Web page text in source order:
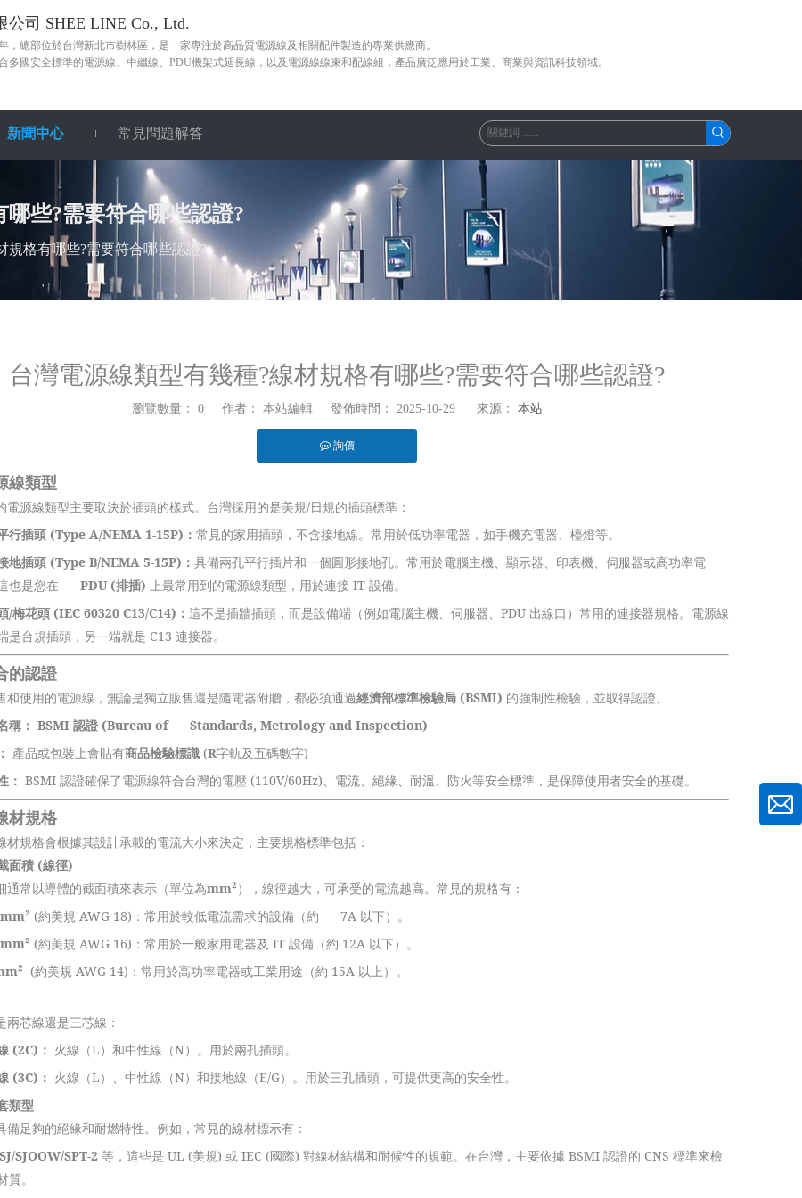
公司 SHEE LINE Co., Ltd.
，總部位於台灣新北市樹林區，是一家專注於高品質電源線及相關配件製造的專業供應商。
多國安全標準的電源線、中繼線、PDU機架式延長線，以及電源線線束和配線組，產品廣泛應用於工業、商業與資訊科技領域。
新聞中心 常見問題解答
些?需要符合哪些認證?
規格有哪些?需要符合哪些認證?
台灣電源線類型有幾種?線材規格有哪些?需要符合哪些認證?
瀏覽數量： 0作者： 本站編輯 發佈時間： 2025-10-29 來源： 本站
詢價
線類型
電源線類型主要取決於插頭的樣式。台灣採用的是美規/日規的插頭標準：
行插頭 (Type A/NEMA 1-15P)： 常見的家用插頭，不含接地線。常用於低功率電器，如手機充電器、檯燈等。
地插頭 (Type B/NEMA 5-15P)： 具備兩孔平行插片和一個圓形接地孔。常用於電腦主機、顯示器、印表機、伺服器或高功率電
也是您在 PDU (排插) 上最常用到的電源線類型，用於連接 IT 設備。
/梅花頭 (IEC 60320 C13/C14)： 這不是插牆插頭，而是設備端（例如電腦主機、伺服器、PDU 出線口）常用的連接器規格。電源線
是台規插頭，另一端就是 C13 連接器。
的認證
和使用的電源線，無論是獨立販售還是隨電器附贈，都必須通過經濟部標準檢驗局 (BSMI) 的強制性檢驗，並取得認證。
稱： BSMI 認證 (Bureau of Standards, Metrology and Inspection)
產品或包裝上會貼有商品檢驗標識 (R字軌及五碼數字)
： BSMI 認證確保了電源線符合台灣的電壓 (110V/60Hz)、電流、絕緣、耐溫、防火等安全標準，是保障使用者安全的基礎。
材規格
材規格會根據其設計承載的電流大小來決定，主要規格標準包括：
面積 (線徑)
通常以導體的截面積來表示（單位為mm²），線徑越大，可承受的電流越高。常見的規格有：
mm² (約美規 AWG 18)：常用於較低電流需求的設備（約 7A 以下）。
mm² (約美規 AWG 16)：常用於一般家用電器及 IT 設備（約 12A 以下）。
² (約美規 AWG 14)：常用於高功率電器或工業用途（約 15A 以上）。
兩芯線還是三芯線：
(2C)： 火線（L）和中性線（N）。用於兩孔插頭。
(3C)： 火線（L）、中性線（N）和接地線（E/G）。用於三孔插頭，可提供更高的安全性。
類型
備足夠的絕緣和耐燃特性。例如，常見的線材標示有：
SJOOW/SPT-2 等，這些是 UL (美規) 或 IEC (國際) 對線材結構和耐候性的規範。在台灣，主要依據 BSMI 認證的 CNS 標準來檢
質。